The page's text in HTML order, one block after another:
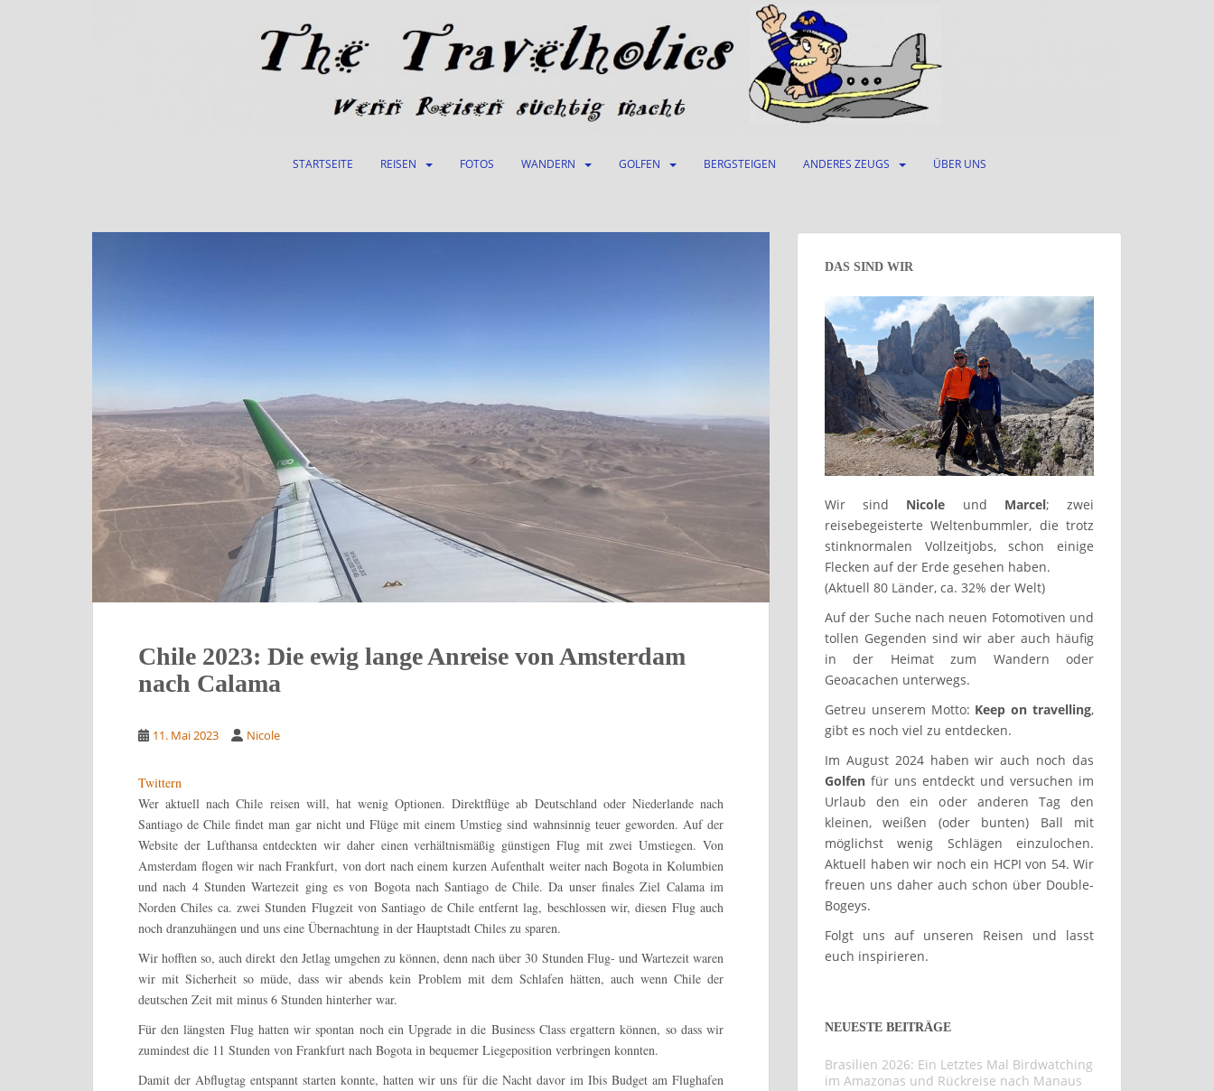
STARTSEITE REISEN FOTOS WANDERN GOLFEN BERGSTEIGEN ANDERES ZEUGS ÜBER UNS
Chile 2023: Die ewig lange Anreise von Amsterdam
nach Calama
11. Mai 2023 Nicole
Twittern
Wer aktuell nach Chile reisen will, hat wenig Optionen. Direktflüge ab Deutschland oder Niederlande nach
Santiago de Chile findet man gar nicht und Flüge mit einem Umstieg sind wahnsinnig teuer geworden. Auf der
Website der Lufthansa entdeckten wir daher einen verhältnismäßig günstigen Flug mit zwei Umstiegen. Von
Amsterdam flogen wir nach Frankfurt, von dort nach einem kurzen Aufenthalt weiter nach Bogota in Kolumbien
und nach 4 Stunden Wartezeit ging es von Bogota nach Santiago de Chile. Da unser finales Ziel Calama im
Norden Chiles ca. zwei Stunden Flugzeit von Santiago de Chile entfernt lag, beschlossen wir, diesen Flug auch
noch dranzuhängen und uns eine Übernachtung in der Hauptstadt Chiles zu sparen.
Wir hofften so, auch direkt den Jetlag umgehen zu können, denn nach über 30 Stunden Flug- und Wartezeit waren
wir mit Sicherheit so müde, dass wir abends kein Problem mit dem Schlafen hätten, auch wenn Chile der
deutschen Zeit mit minus 6 Stunden hinterher war.
Für den längsten Flug hatten wir spontan noch ein Upgrade in die Business Class ergattern können, so dass wir
zumindest die 11 Stunden von Frankfurt nach Bogota in bequemer Liegeposition verbringen konnten.
Damit der Abflugtag entspannt starten konnte, hatten wir uns für die Nacht davor im Ibis Budget am Flughafen
DAS SIND WIR
Wir sind Nicole und Marcel; zwei
reisebegeisterte Weltenbummler, die trotz
stinknormalen Vollzeitjobs, schon einige
Flecken auf der Erde gesehen haben.
(Aktuell 80 Länder, ca. 32% der Welt)
Auf der Suche nach neuen Fotomotiven und
tollen Gegenden sind wir aber auch häufig
in der Heimat zum Wandern oder
Geoacachen unterwegs.
Getreu unserem Motto: Keep on travelling,
gibt es noch viel zu entdecken.
Im August 2024 haben wir auch noch das
Golfen für uns entdeckt und versuchen im
Urlaub den ein oder anderen Tag den
kleinen, weißen (oder bunten) Ball mit
möglichst wenig Schlägen einzulochen.
Aktuell haben wir noch ein HCPI von 54. Wir
freuen uns daher auch schon über Double-
Bogeys.
Folgt uns auf unseren Reisen und lasst
euch inspirieren.
NEUESTE BEITRÄGE
Brasilien 2026: Ein Letztes Mal Birdwatching
im Amazonas und Rückreise nach Manaus